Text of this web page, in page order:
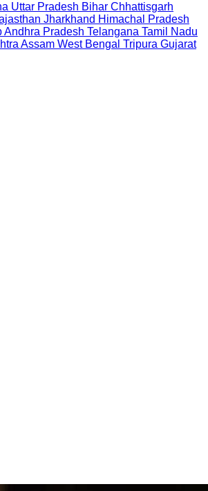
Uttar Pradesh Bihar Chhattisgarh
Jharkhand Himachal Pradesh
Andhra Pradesh Telangana Tamil Nadu
Assam West Bengal Tripura Gujarat